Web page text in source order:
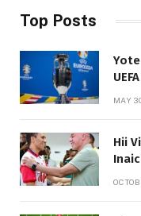
Top Posts
MAY
Hii